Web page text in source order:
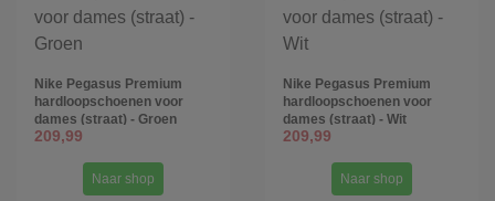
Nike Pegasus Premium
hardloopschoenen voor
dames (straat) - Groen
209,99
Naar shop
Nike Pegasus Premium
hardloopschoenen voor
dames (straat) - Wit
209,99
Naar shop